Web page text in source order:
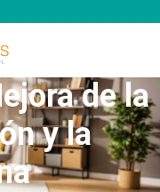
de la
y la